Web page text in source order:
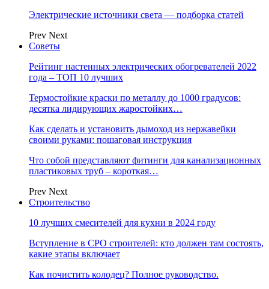
Электрические источники света — подборка статей
Prev Next
Советы
Рейтинг настенных электрических обогревателей 2022
года – ТОП 10 лучших
Термостойкие краски по металлу до 1000 градусов:
десятка лидирующих жаростойких…
Как сделать и установить дымоход из нержавейки
своими руками: пошаговая инструкция
Что собой представляют фитинги для канализационных
пластиковых труб – короткая…
Prev Next
Строительство
10 лучших смесителей для кухни в 2024 году
Вступление в СРО строителей: кто должен там состоять,
какие этапы включает
Как почистить колодец? Полное руководство.